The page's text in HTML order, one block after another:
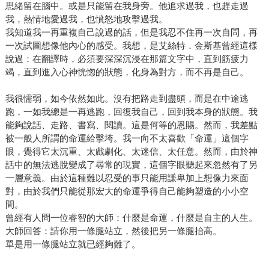
思緒留在腦中。或是只能留在我身旁。他追求過我，也趕走過
我，熱情地愛過我，也憤怒地攻擊過我。
我知道我一再重複自己說過的話，但是我忍不住再一次自問，再
一次試圖想像他內心的感受。我想，是艾絲特．金斯基曾經這樣
說過：在翻譯時，必須要深深沉浸在那篇文字中，直到筋疲力
竭，直到進入心神恍惚的狀態，化身為對方，而不再是自己。
我很懦弱，如今依然如此。沒有把路走到盡頭，而是在中途逃
跑，一如我總是一再逃跑，回復我自己，回到我本身的狀態。我
能夠說話、走路、書寫、閱讀。這是何等的恩賜。然而，我差點
被一般人所謂的命運給擊垮。我一向不太喜歡「命運」這個字
眼，覺得它太沉重、太戲劇化、太迷信、太任意。然而，由於神
話中的無法逃脫變成了尋常的現實，這個字眼聽起來忽然有了另
一層意義。由於這種難以忍受的事只能用謙卑加上想像力來面
對，由於我們只能從那宏大的命運爭得自己能夠塑造的小小空
間。
曾經有人問一位睿智的大師：什麼是命運，什麼是自主的人生。
大師回答：請你用一條腿站立，然後把另一條腿抬高。
單是用一條腿站立就已經夠難了。